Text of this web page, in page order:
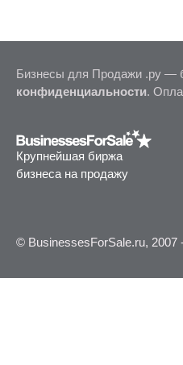
Бизнесы для Продажи .ру —
конфиденциальности.
Крупнейшая биржа
бизнеса на продажу
© BusinessesForSale.ru, 2007